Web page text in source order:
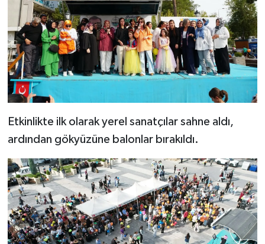
Etkinlikte ilk olarak yerel sanatçılar sahne aldı,
ardından gökyüzüne balonlar bırakıldı.